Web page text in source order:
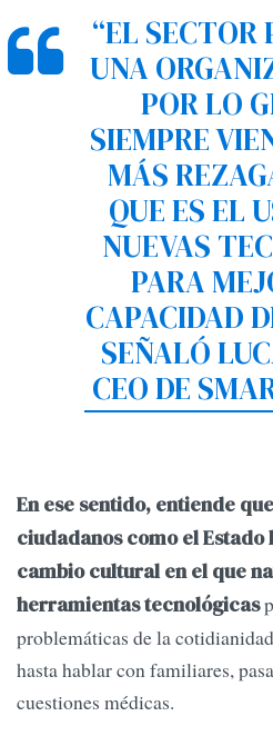
“EL SECTOR PÚBLICO ES
UNA
POR LO
SIEMPRE
MÁS
QUE ES EL
NUEVAS
PARA
CAPACIDAD
SEÑALÓ
CEO DE
En ese sentido, entiende
ciudadanos como el
cambio cultural en el que
herramientas tecnológicas
problemáticas de la
hasta hablar con familiares,
cuestiones médicas.